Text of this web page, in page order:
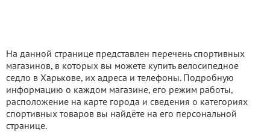
На данной странице представлен перечень спортивных
магазинов, в которых вы можете купить велосипедное
седло в Харькове, их адреса и телефоны. Подробную
информацию о каждом магазине, его режим работы,
расположение на карте города и сведения о категориях
спортивных товаров вы найдёте на его персональной
странице.